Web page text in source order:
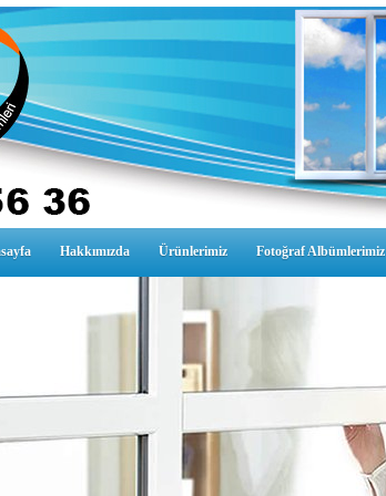
Hakkımızda Ürünlerimiz Fotoğraf Albümlerimiz